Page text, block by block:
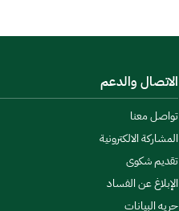
الاتصال والدعم
تواصل معنا
المشاركة الالكترونية
تقديم شكوى
الإبلاغ عن الفساد
حريه البيانات